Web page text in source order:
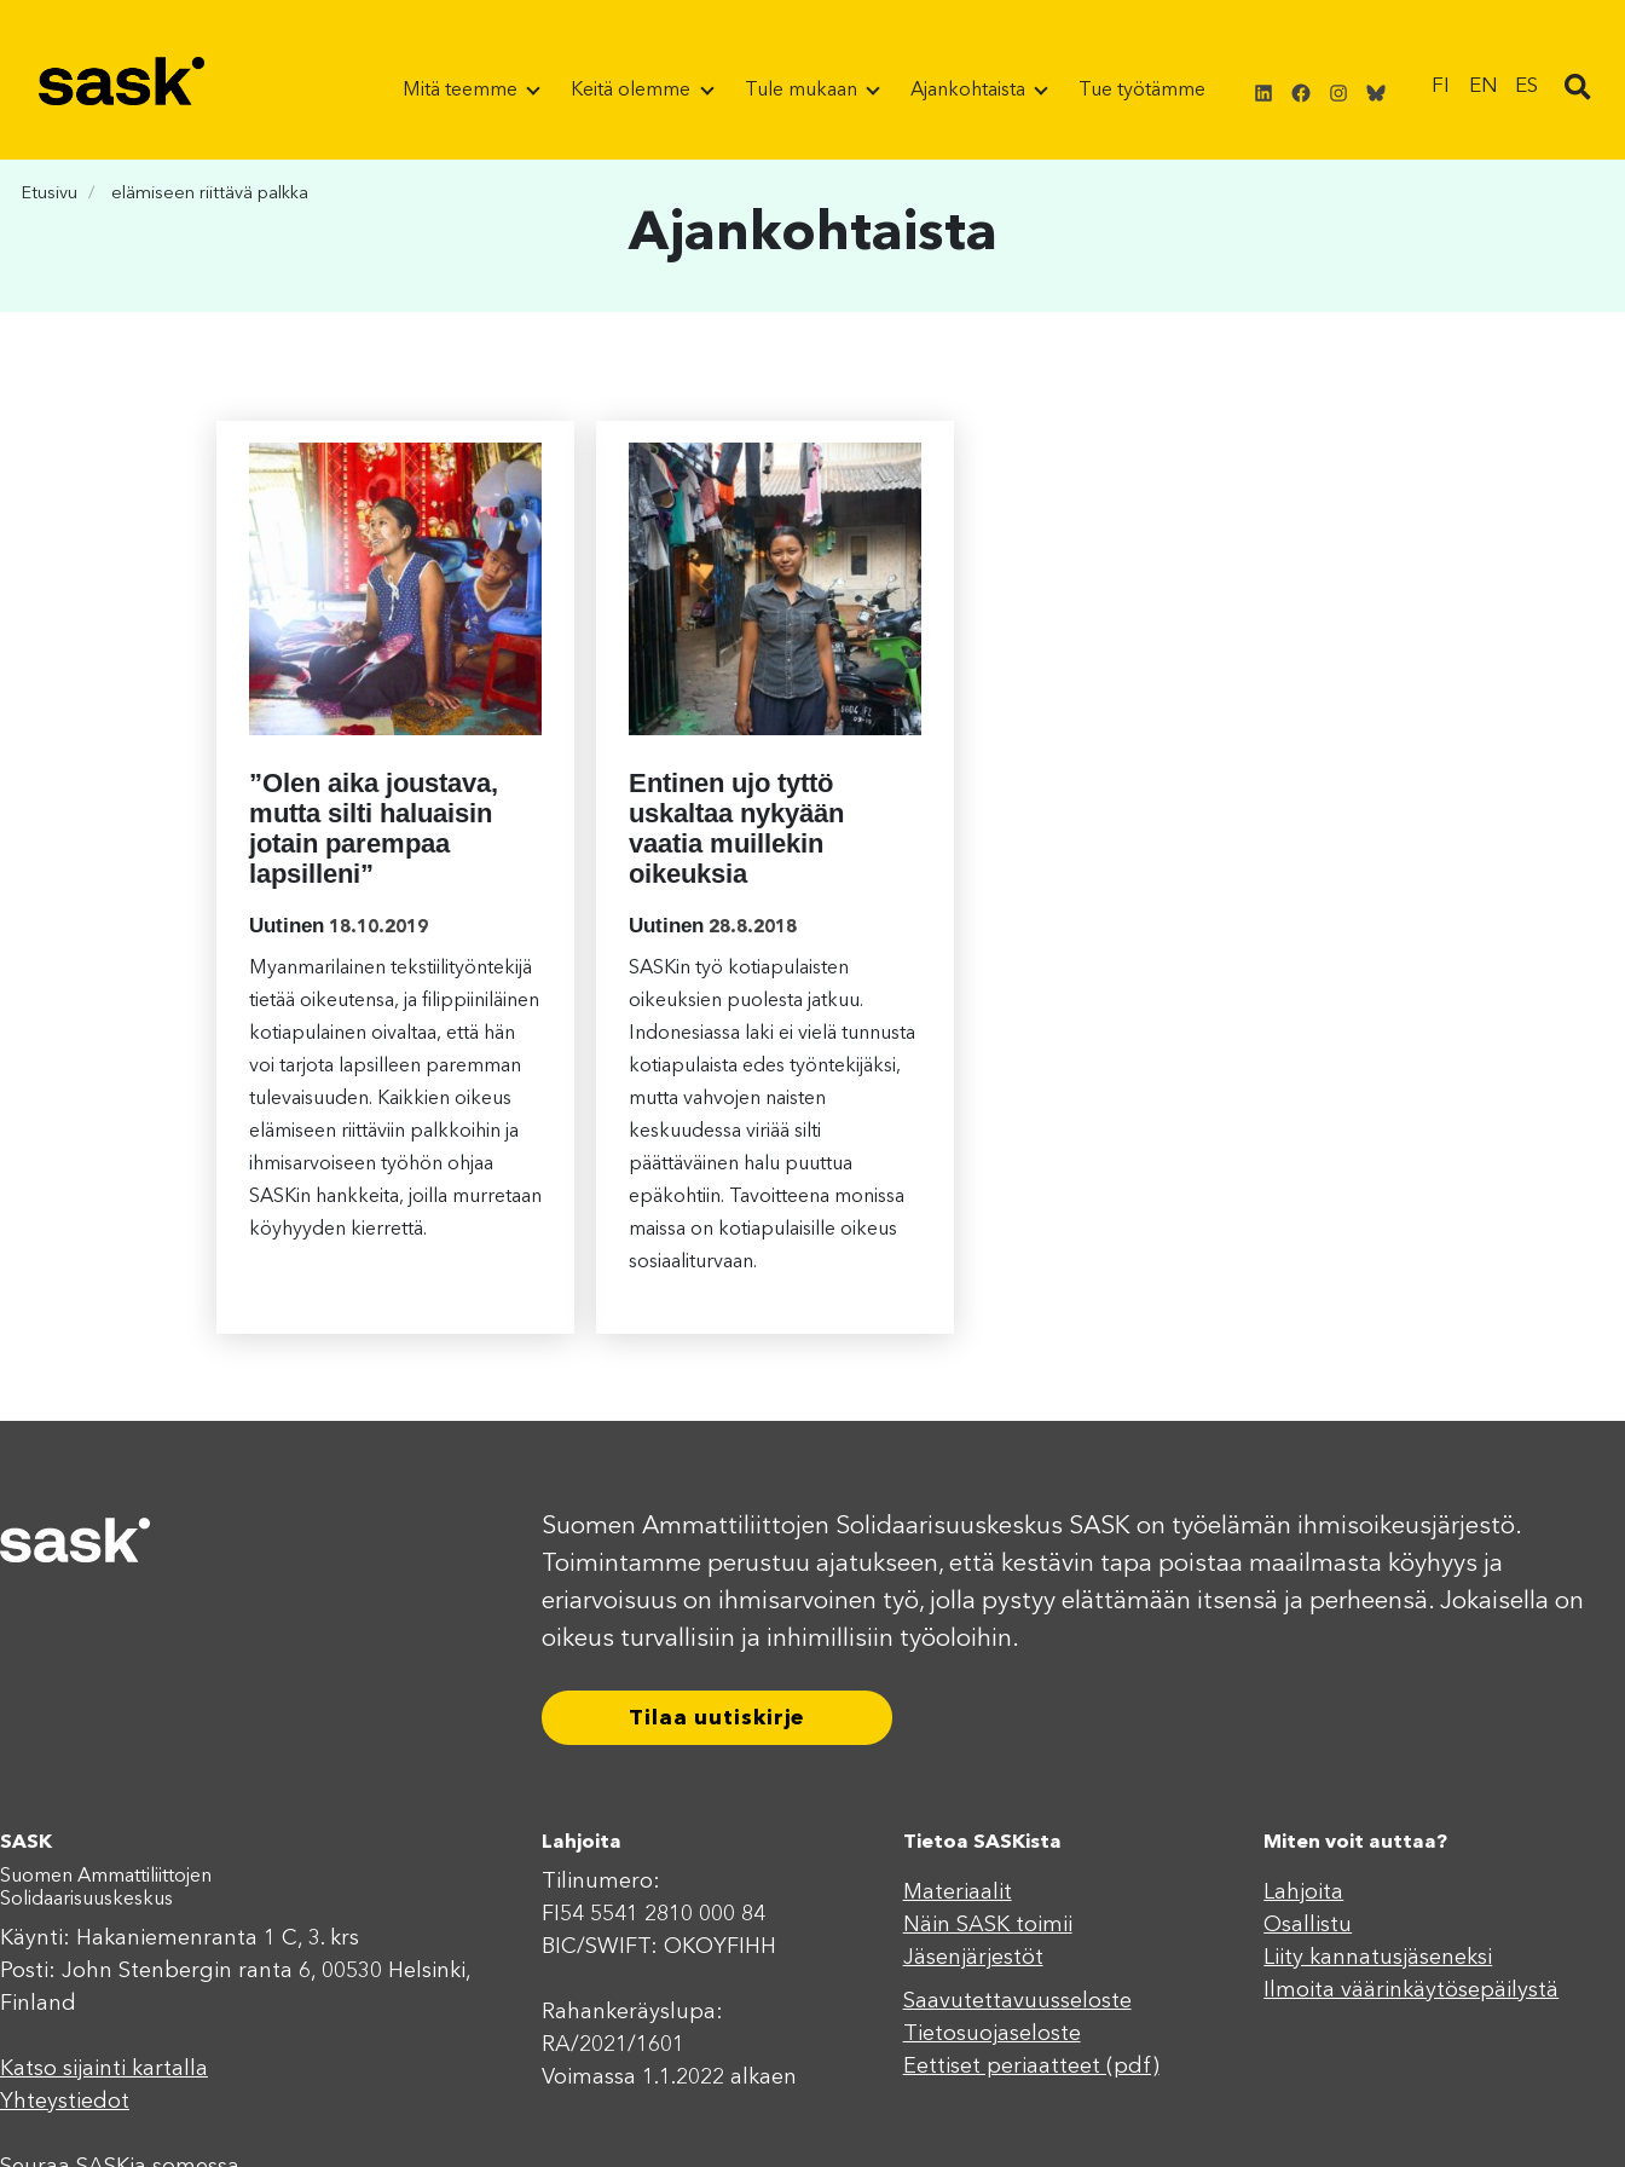
Mitä teemme Keitä olemme Tule mukaan Ajankohtaista Tue työtämme LinkedIn
Facebook
Instagram
Bluesky
FI EN ES
Etusivu elämiseen riittävä palkka
Ajankohtaista
”Olen aika joustava,
mutta silti haluaisin
jotain parempaa
lapsilleni”
Uutinen 18.10.2019
Myanmarilainen tekstiilityöntekijä
tietää oikeutensa, ja filippiiniläinen
kotiapulainen oivaltaa, että hän
voi tarjota lapsilleen paremman
tulevaisuuden. Kaikkien oikeus
elämiseen riittäviin palkkoihin ja
ihmisarvoiseen työhön ohjaa
SASKin hankkeita, joilla murretaan
köyhyyden kierrettä.
Entinen ujo tyttö
uskaltaa nykyään
vaatia muillekin
oikeuksia
Uutinen 28.8.2018
SASKin työ kotiapulaisten
oikeuksien puolesta jatkuu.
Indonesiassa laki ei vielä tunnusta
kotiapulaista edes työntekijäksi,
mutta vahvojen naisten
keskuudessa viriää silti
päättäväinen halu puuttua
epäkohtiin. Tavoitteena monissa
maissa on kotiapulaisille oikeus
sosiaaliturvaan.
Suomen Ammattiliittojen Solidaarisuuskeskus SASK on työelämän ihmisoikeusjärjestö.
Toimintamme perustuu ajatukseen, että kestävin tapa poistaa maailmasta köyhyys ja
eriarvoisuus on ihmisarvoinen työ, jolla pystyy elättämään itsensä ja perheensä. Jokaisella on
oikeus turvallisiin ja inhimillisiin työoloihin.
Tilaa uutiskirje
SASK
Suomen Ammattiliittojen
Solidaarisuuskeskus
Käynti: Hakaniemenranta 1 C, 3. krs
Posti: John Stenbergin ranta 6, 00530 Helsinki,
Finland
Katso sijainti kartalla
Yhteystiedot
Lahjoita
Tilinumero:
FI54 5541 2810 000 84
BIC/SWIFT: OKOYFIHH
Rahankeräyslupa:
RA/2021/1601
Voimassa 1.1.2022 alkaen
Tietoa SASKista
Materiaalit
Näin SASK toimii
Jäsenjärjestöt
Saavutettavuusseloste
Tietosuojaseloste
Eettiset periaatteet (pdf)
Miten voit auttaa?
Lahjoita
Osallistu
Liity kannatusjäseneksi
Ilmoita väärinkäytösepäilystä